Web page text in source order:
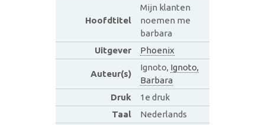
Hoofdtitel
Mijn klanten
noemen me
barbara
Uitgever
Phoenix
Auteur(s)
Ignoto, Ignoto,
Barbara
Druk
1e druk
Taal
Nederlands